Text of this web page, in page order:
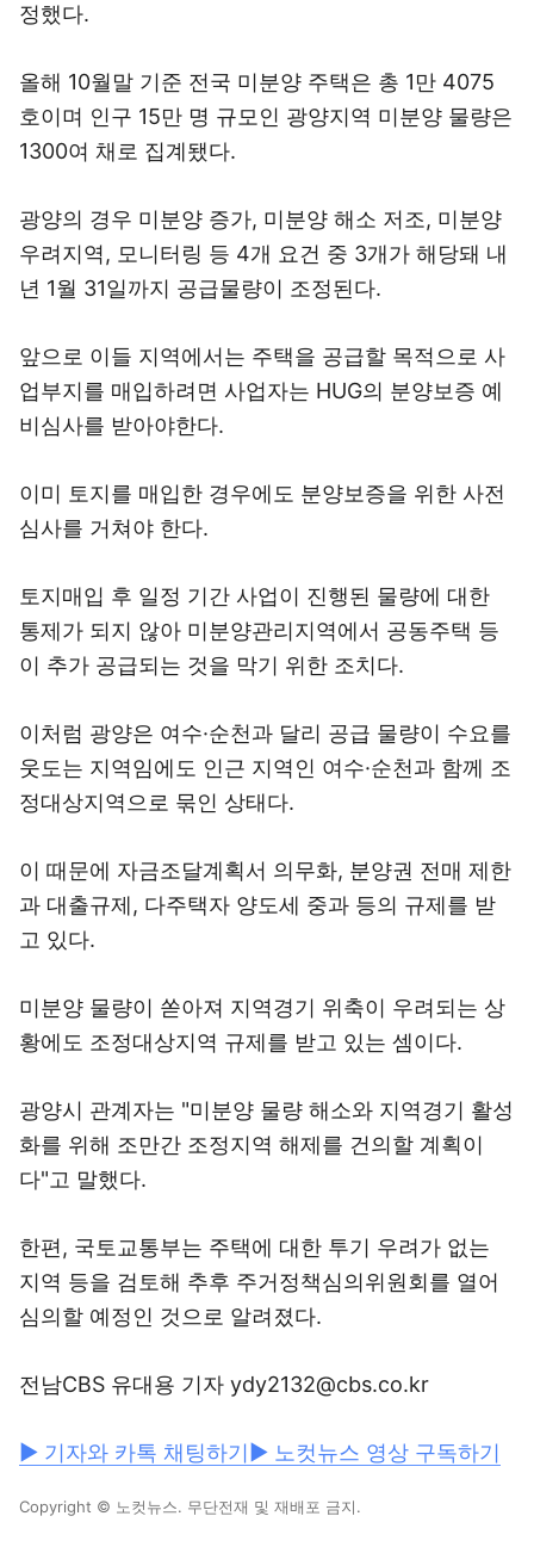
정했다.
올해 10월말 기준 전국 미분양 주택은 총 1만 4075
호이며 인구 15만 명 규모인 광양지역 미분양 물량은
1300여 채로 집계됐다.
광양의 경우 미분양 증가, 미분양 해소 저조, 미분양
우려지역, 모니터링 등 4개 요건 중 3개가 해당돼 내
년 1월 31일까지 공급물량이 조정된다.
앞으로 이들 지역에서는 주택을 공급할 목적으로 사
업부지를 매입하려면 사업자는 HUG의 분양보증 예
비심사를 받아야한다.
이미 토지를 매입한 경우에도 분양보증을 위한 사전
심사를 거쳐야 한다.
토지매입 후 일정 기간 사업이 진행된 물량에 대한
통제가 되지 않아 미분양관리지역에서 공동주택 등
이 추가 공급되는 것을 막기 위한 조치다.
이처럼 광양은 여수·순천과 달리 공급 물량이 수요를
웃도는 지역임에도 인근 지역인 여수·순천과 함께 조
정대상지역으로 묶인 상태다.
이 때문에 자금조달계획서 의무화, 분양권 전매 제한
과 대출규제, 다주택자 양도세 중과 등의 규제를 받
고 있다.
미분양 물량이 쏟아져 지역경기 위축이 우려되는 상
황에도 조정대상지역 규제를 받고 있는 셈이다.
광양시 관계자는 "미분양 물량 해소와 지역경기 활성
화를 위해 조만간 조정지역 해제를 건의할 계획이
다"고 말했다.
한편, 국토교통부는 주택에 대한 투기 우려가 없는
지역 등을 검토해 추후 주거정책심의위원회를 열어
심의할 예정인 것으로 알려졌다.
전남CBS 유대용 기자 ydy2132@cbs.co.kr
▶ 기자와 카톡 채팅하기 ▶ 노컷뉴스 영상 구독하기
Copyright © 노컷뉴스. 무단전재 및 재배포 금지.